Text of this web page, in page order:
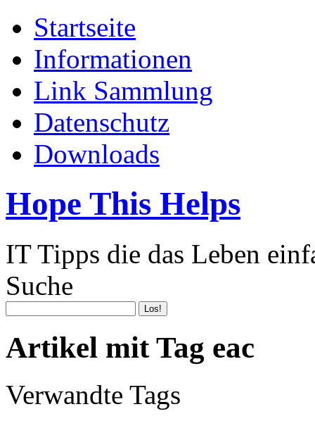
Startseite
Informationen
Link Sammlung
Datenschutz
Downloads
Hope This Helps
IT Tipps die das Leben
Suche
Artikel mit Tag eac
Verwandte Tags